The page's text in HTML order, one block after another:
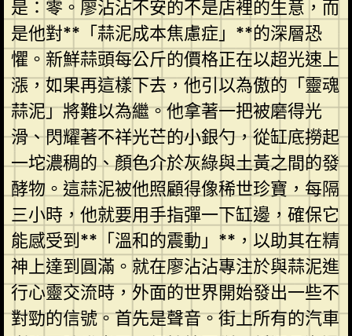
是：零。廖沾沾不安的不是店裡的生意，而
是他對**「蒜泥成本焦慮症」**的深層恐
懼。新鮮蒜頭每公斤的價格正在以超光速上
漲，如果再這樣下去，他引以為傲的「靈魂
蒜泥」將難以為繼。他拿著一把被磨得光
滑、閃耀著不祥光芒的小銀勺，從缸底撈起
一坨濃稠的、顏色介於灰綠與土黃之間的發
酵物。這蒜泥被他照顧得像稀世珍寶，每隔
三小時，他就要用手指彈一下缸邊，確保它
能感受到**「溫和的震動」**，以助其在精
神上達到圓滿。就在廖沾沾專注於與蒜泥進
行心靈交流時，外面的世界開始發出一些不
對勁的信號。首先是聲音。街上所有的汽車